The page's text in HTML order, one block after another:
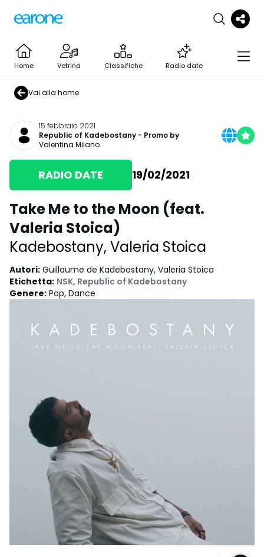
Home Vetrina Classifiche Radio date
Vai alla home
15 febbraio 2021
Republic of Kadebostany - Promo by
Valentina Milano
RADIO DATE 19/02/2021
Take Me to the Moon (feat.
Valeria Stoica)
Kadebostany, Valeria Stoica
Autori: Guillaume de Kadebostany, Valeria Stoica
Etichetta: NSK, Republic of Kadebostany
Genere: Pop, Dance